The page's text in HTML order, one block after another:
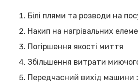
Білі плями та розводи на
Накип на нагрівальних
Погіршення якості миття
Збільшення витрати
Передчасний вихід машини